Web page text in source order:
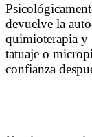
devuelve la
quimioterapia y
tatuaje o
confianza